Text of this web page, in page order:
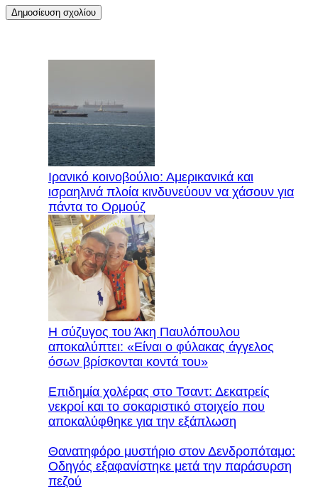
Ιρανικό κοινοβούλιο: Αμερικανικά και
ισραηλινά πλοία κινδυνεύουν να χάσουν για
πάντα το Ορμούζ
Η σύζυγος του Άκη Παυλόπουλου
αποκαλύπτει: «Είναι ο φύλακας άγγελος
όσων βρίσκονται κοντά του»
Επιδημία χολέρας στο Τσαντ: Δεκατρείς
νεκροί και το σοκαριστικό στοιχείο που
αποκαλύφθηκε για την εξάπλωση
Θανατηφόρο μυστήριο στον Δενδροπόταμο:
Οδηγός εξαφανίστηκε μετά την παράσυρση
πεζού